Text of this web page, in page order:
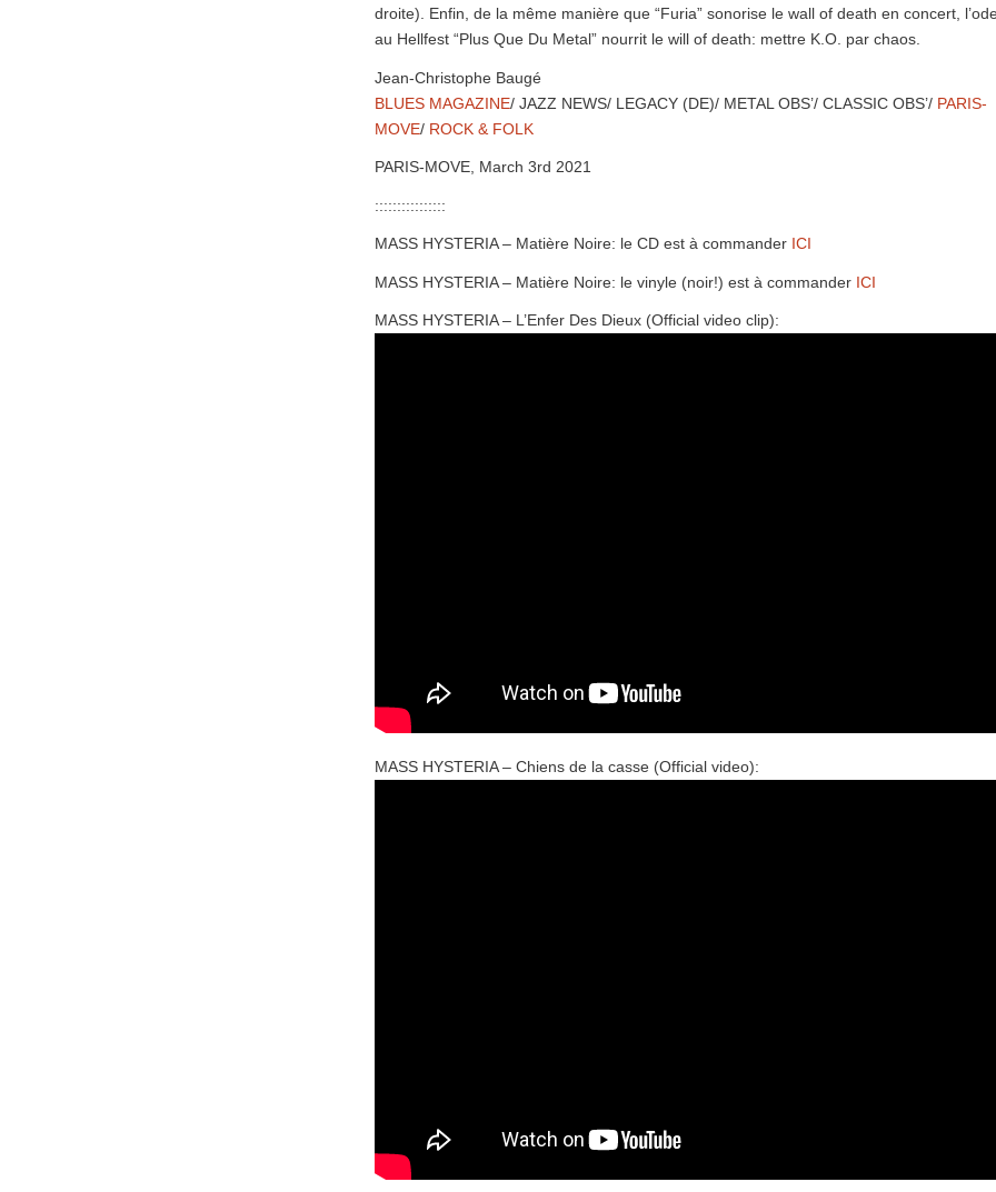
droite). Enfin, de la même manière que “Furia” sonorise le wall of death en concert,
au Hellfest “Plus Que Du Metal” nourrit le will of death: mettre K.O. par chaos.
Jean-Christophe Baugé
BLUES MAGAZINE/ JAZZ NEWS/ LEGACY (DE)/ METAL OBS’/ CLASSIC OBS’/ PARIS-
MOVE/ ROCK & FOLK
PARIS-MOVE, March 3rd 2021
::::::::::::::::
MASS HYSTERIA – Matière Noire: le CD est à commander ICI
MASS HYSTERIA – Matière Noire: le vinyle (noir!) est à commander ICI
MASS HYSTERIA – L’Enfer Des Dieux (Official video clip):
MASS HYSTERIA – Chiens de la casse (Official video):